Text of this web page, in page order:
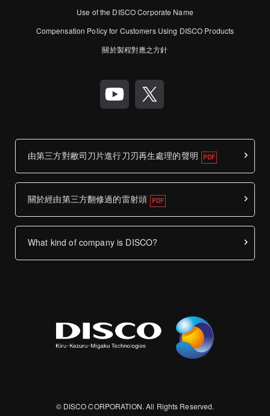
Use of the DISCO Corporate Name
Compensation Policy for Customers Using DISCO Products
關於製程對應之方針
由第三方對敝司刀片進行刀刃再生處理的聲明
關於經由第三方翻修過的雷射頭
What kind of company is DISCO?
© DISCO CORPORATION. All Rights Reserved.